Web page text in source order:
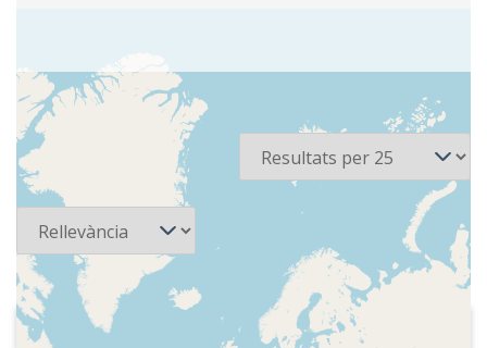
2 recursos Per pàgina
Ordena